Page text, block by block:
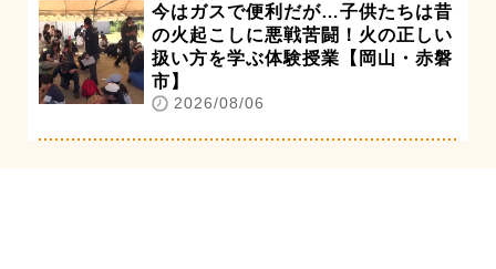
今はガスで便利だが…子供たちは昔
の火起こしに悪戦苦闘！火の正しい
扱い方を学ぶ体験授業【岡山・赤磐
市】
2026/08/06